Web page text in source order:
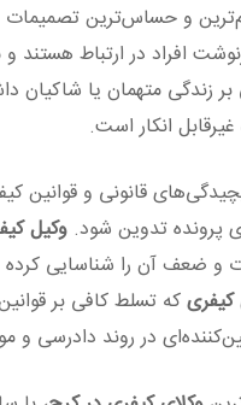
و حساس‌ترین تصمیمات
افراد در ارتباط هستند
زندگی متهمان یا شاکیان
انکار است.
قانونی و قوانین
پرونده تدوین شود. وکیل
و ضعف آن را شناسایی
کیفریکه تسلط کافی بر
در روند دادرسی و